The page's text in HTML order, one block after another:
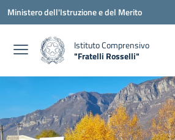
Vai ai contenuti
Vai al menu di navigazione
Vai al footer
Ministero dell'Istruzione e del Merito
Istituto Comprensivo
"Fratelli Rosselli"